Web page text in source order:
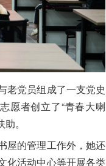
老党员组成了一支党史
愿者创立了“青春大喇
。
屋的管理工作外，她还
化活动中心等开展各类